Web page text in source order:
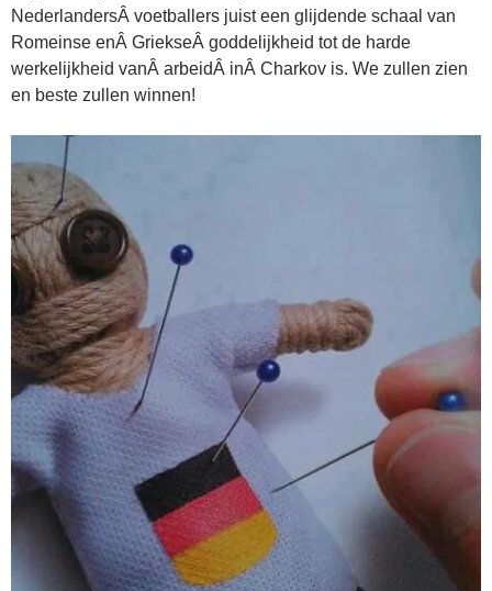
NederlandersÂ voetballers juist een glijdende schaal van
Romeinse enÂ GriekseÂ goddelijkheid tot de harde
werkelijkheid vanÂ arbeidÂ inÂ Charkov is. We zullen zien
en beste zullen winnen!